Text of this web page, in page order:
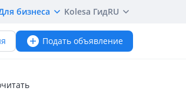
бизнеса Kolesa ГидRU
Подать объявление